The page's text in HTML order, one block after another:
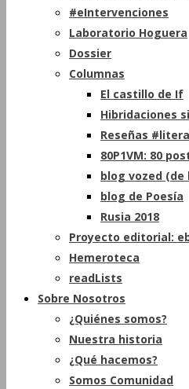
#eIntervenciones
Laboratorio Hoguera
Dossier
Columnas
El castillo de If
Hibridaciones
Reseñas
80P1VM: 80
blog vozed (de
blog de Poesía
Rusia 2018
Proyecto editorial:
Hemeroteca
readLists
Sobre Nosotros
¿Quiénes somos?
Nuestra historia
¿Qué hacemos?
Somos Comunidad